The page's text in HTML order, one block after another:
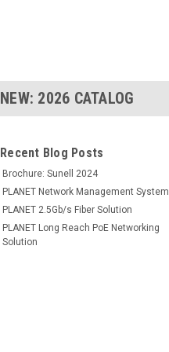
NEW: 2026 CATALOG
Recent Blog Posts
Brochure: Sunell 2024
PLANET Network Management System
PLANET 2.5Gb/s Fiber Solution
PLANET Long Reach PoE Networking
Solution